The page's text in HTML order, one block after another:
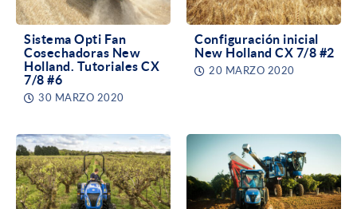
Sistema Opti Fan
Cosechadoras New
Holland. Tutoriales CX
7/8 #6
30 MARZO 2020
Configuración inicial
New Holland CX 7/8 #2
20 MARZO 2020